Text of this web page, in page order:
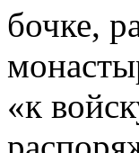
бочке,
«к